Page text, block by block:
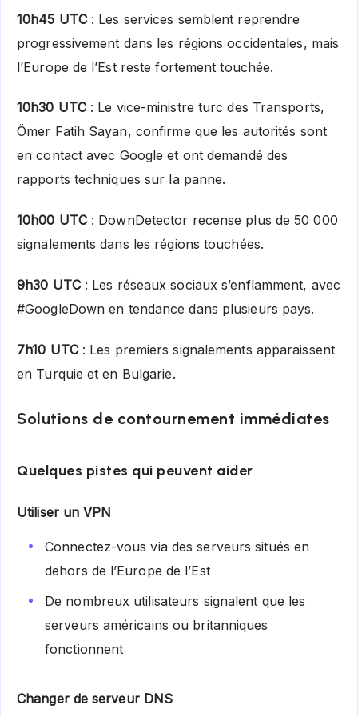
10h45 UTC: Les services semblent reprendre
progressivement dans les régions occidentales, mais
l’Europe de l’Est reste fortement touchée.
10h30 UTC: Le vice-ministre turc des Transports,
Ömer Fatih Sayan, confirme que les autorités sont
en contact avec Google et ont demandé des
rapports techniques sur la panne.
10h00 UTC: DownDetector recense plus de 50 000
signalements dans les régions touchées.
9h30 UTC: Les réseaux sociaux s’enflamment, avec
#GoogleDown en tendance dans plusieurs pays.
7h10 UTC: Les premiers signalements apparaissent
en Turquie et en Bulgarie.
Solutions de contournement immédiates
Quelques pistes qui peuvent aider
Utiliser un VPN
Connectez-vous via des serveurs situés en
dehors de l’Europe de l’Est
De nombreux utilisateurs signalent que les
serveurs américains ou britanniques
fonctionnent
Changer de serveur DNS